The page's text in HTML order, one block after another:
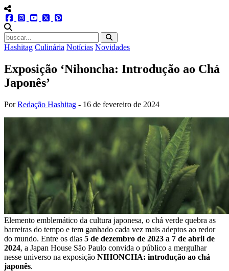
menu redes social
facebookinstagram
youtube
twitter
Hashitag Culinária Notícias Novidades
Exposição ‘Nihoncha: Introdução ao Chá
Japonês’
PorRedação Hashitag - 16 de fevereiro de 2024
Elemento emblemático da cultura japonesa, o chá verde quebra as
barreiras do tempo e tem ganhado cada vez mais adeptos ao redor
do mundo. Entre os dias 5 de dezembro de 2023 a 7 de abril de
2024, a Japan House São Paulo convida o público a mergulhar
nesse universo na exposição NIHONCHA: introdução ao chá
japonês.